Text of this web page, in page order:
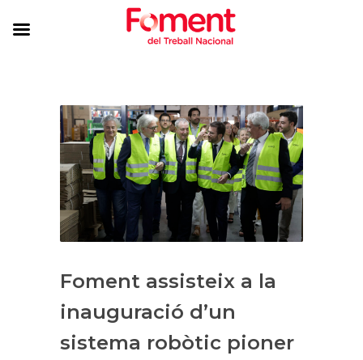
Foment assisteix a la
inauguració d’un
sistema robòtic pioner